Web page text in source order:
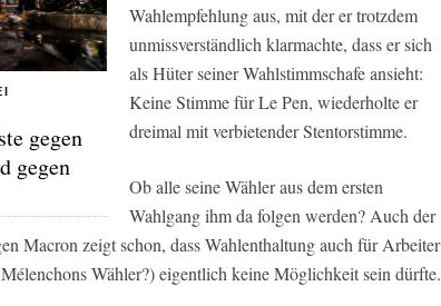
gegen
gegen
Wahlempfehlung aus, mit der er trotzdem
unmissverständlich klarmachte, dass er sich
als Hüter seiner Wahlstimmschafe ansieht:
Keine Stimme für Le Pen, wiederholte er
dreimal mit verbietender Stentorstimme.
Ob alle seine Wähler aus dem ersten
Wahlgang ihm da folgen werden? Auch der
Macron zeigt schon, dass Wahlenthaltung auch für Arbeiter
Wähler?) eigentlich keine Möglichkeit sein dürfte.